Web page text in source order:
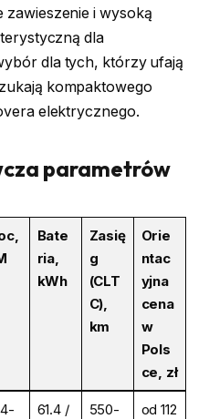
i wysoką
dla
dla tych, którzy ufają
kompaktowego
elektrycznego.
parametrów
Bate
ria,
kWh
Zasię
g
(CLT
C),
km
Orie
ntac
yjna
cena
w
Pols
ce, zł
61.4 /
550-
od 112